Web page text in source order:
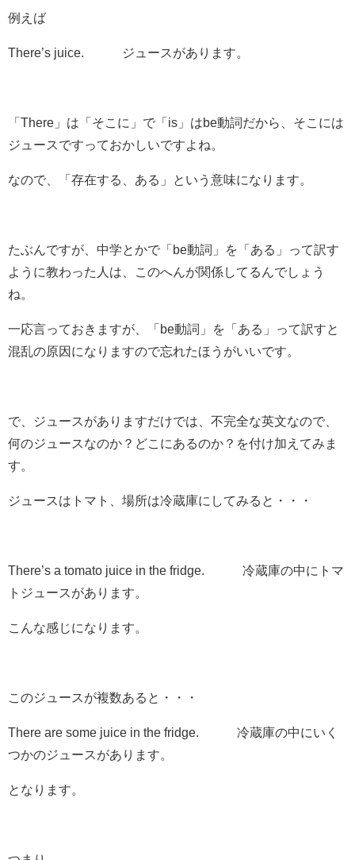
例えば
There’s juice. ジュースがあります。
「There」は「そこに」で「is」はbe動詞だから、そこには
ジュースですっておかしいですよね。
なので、「存在する、ある」という意味になります。
たぶんですが、中学とかで「be動詞」を「ある」って訳す
ように教わった人は、このへんが関係してるんでしょう
ね。
一応言っておきますが、「be動詞」を「ある」って訳すと
混乱の原因になりますので忘れたほうがいいです。
で、ジュースがありますだけでは、不完全な英文なので、
何のジュースなのか？どこにあるのか？を付け加えてみま
す。
ジュースはトマト、場所は冷蔵庫にしてみると・・・
There’s a tomato juice in the fridge. 冷蔵庫の中にトマ
トジュースがあります。
こんな感じになります。
このジュースが複数あると・・・
There are some juice in the fridge. 冷蔵庫の中にいく
つかのジュースがあります。
となります。